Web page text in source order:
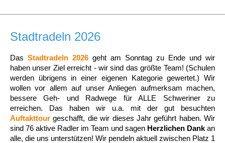
Stadtradeln 2026
Das Stadtradeln 2026 geht am Sonntag zu Ende und wir
haben unser Ziel erreicht - wir sind das größte Team! (Schulen
werden übrigens in einer eigenen Kategorie gewertet.) Wir
wollen vor allem auf unser Anliegen aufmerksam machen,
bessere Geh- und Radwege für ALLE Schweriner zu
erreichen. Das haben wir u.a. mit der gut besuchten
Auftakttour geschafft, die wir dieses Jahr geführt haben. Wir
sind 76 aktive Radler im Team und sagen Herzlichen Dank an
alle, die uns unterstützen! Wir pendeln aktuell zwischen Platz 1